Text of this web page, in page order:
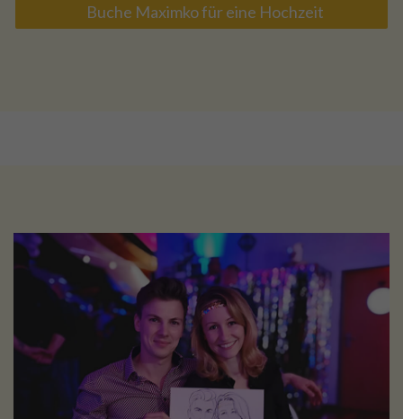
Buche Maximko für eine Hochzeit